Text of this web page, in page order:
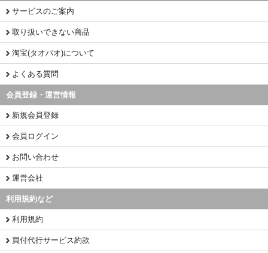
サービスのご案内
取り扱いできない商品
淘宝(タオバオ)について
よくある質問
会員登録・運営情報
新規会員登録
会員ログイン
お問い合わせ
運営会社
利用規約など
利用規約
買付代行サービス約款